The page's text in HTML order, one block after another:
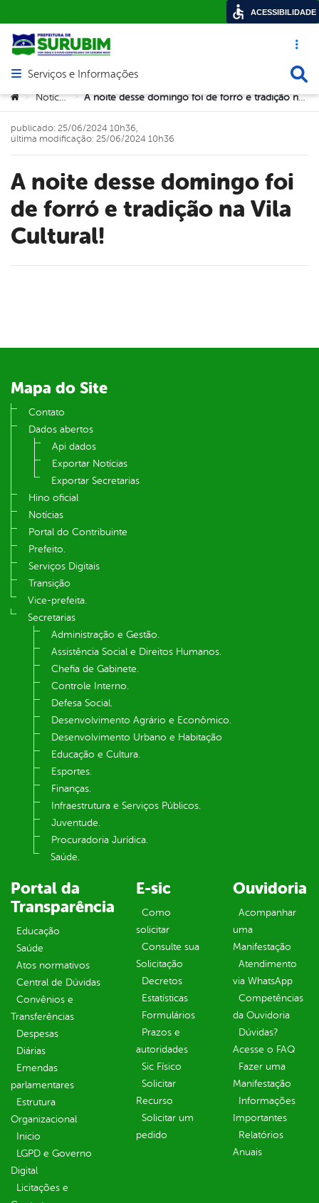
Acesso
Abrir menu principal de navegação
Serviços e Informações
Você está aqui:
> Notícias > A noite desse domingo foi de forró e tradição na Vila Cultural!
A noite desse domingo foi
de forró e tradição na Vila
Cultural!
publicado: 25/06/2024 10h36,
última modificação: 25/06/2024 10h36
Mapa do Site
Contato
Dados abertos
Api dados
Exportar Notícias
Exportar Secretarias
Hino oficial
Notícias
Portal do Contribuinte
Prefeito.
Serviços Digitais
Transição
Vice-prefeita.
Secretarias
Administração e Gestão.
Assistência Social e Direitos Humanos.
Chefia de Gabinete.
Controle Interno.
Defesa Social.
Desenvolvimento Agrário e Econômico.
Desenvolvimento Urbano e Habitação
Educação e Cultura.
Esportes.
Finanças.
Infraestrutura e Serviços Públicos.
Juventude.
Procuradoria Jurídica.
Saúde.
Portal da
Transparência
Educação
Saúde
Atos normativos
Central de Dúvidas
Convênios e
Transferências
Despesas
Diárias
Emendas
parlamentares
Estrutura
Organizacional
Inicio
LGPD e Governo
Digital
Licitações e
E-sic
Como
solicitar
Consulte sua
Solicitação
Decretos
Estatísticas
Formulários
Prazos e
autoridades
Sic Físico
Solicitar
Recurso
Solicitar um
pedido
Ouvidoria
Acompanhar
uma
Manifestação
Atendimento
via WhatsApp
Competências
da Ouvidoria
Dúvidas?
Acesse o FAQ
Fazer uma
Manifestação
Informações
Importantes
Relatórios
Anuais
ACESSIBILIDADE